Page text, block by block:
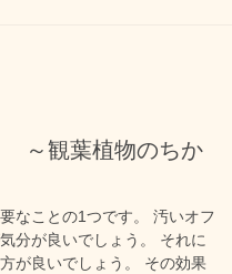
～観葉植物のちか
なことの1つです。 汚いオフ
分が良いでしょう。 それに
が良いでしょう。 その効果